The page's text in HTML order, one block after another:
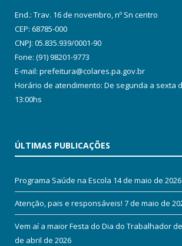
End.: Trav. 16 de novembro, nº Sn centro
CEP: 68785-000
CNPJ: 05.835.939/0001-90
Fone: (91) 98201-9773
E-mail: prefeitura@colares.pa.gov.br
Horário de atendimento: De segunda a sexta
13:00hs
ÚLTIMAS PUBLICAÇÕES
Programa Saúde na Escola 14 de maio de 2026
Atenção, pais e responsáveis! 7 de maio de
Vem aí a maior Festa do Dia do Trabalhador
de abril de 2026